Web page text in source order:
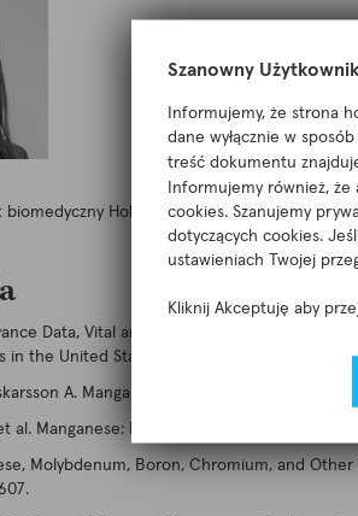
Szanowny
Informujemy, że strona
dane wyłącznie w
treść dokumentu
Informujemy również, że
cookies. Szanujemy
dotyczących cookies.
ustawieniach Twojej
Kliknij Akceptuję aby
Holistic Sweden
Data, Vital and Health Statistics of the
in the United States: Current uses, types of
A. Manganese – a scoping review for
From Soil to Human Health-A
Molybdenum, Boron, Chromium, and